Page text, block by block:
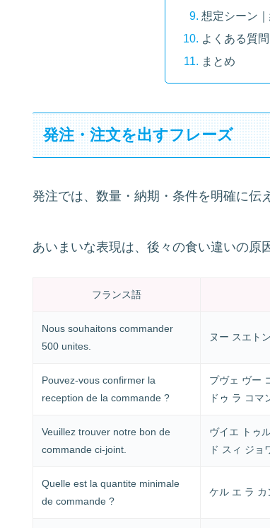
想定シーン
よくある質問
まとめ
発注・注文を出すフレーズ
発注では、数量・納期・条件を明確に伝
あいまいな表現は、後々の食い違いの原
フランス語
Nous souhaitons commander
500 unites.
ヌー スエト
Pouvez-vous confirmer la
reception de la commande ?
プヴェ ヴー
ドゥ ラ コマ
Veuillez trouver notre bon de
commande ci-joint.
ヴイエ トゥ
ド スィ ジョ
Quelle est la quantite minimale
de commande ?
ケル エ ラ カ